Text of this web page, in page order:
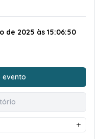
de 2025 às 15:06:50
evento